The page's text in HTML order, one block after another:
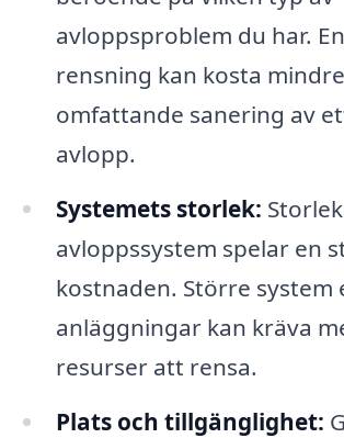
avloppsproblem du har.
rensning kan kosta
omfattande sanering av
avlopp.
Systemets storlek:
avloppssystem spelar en
kostnaden. Större system
anläggningar kan kräva
resurser att rensa.
Plats och tillgänglighet: